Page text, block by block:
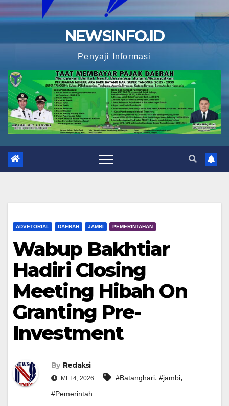
NEWSINFO.ID
Penyaji Informasi
ADVETORIAL DAERAH JAMBI PEMERINTAHAN
Wabup Bakhtiar
Hadiri Closing
Meeting Hibah On
Granting Pre-
Investment
By Redaksi
MEI 4, 2026 #Batanghari, #jambi,
#Pemerintah